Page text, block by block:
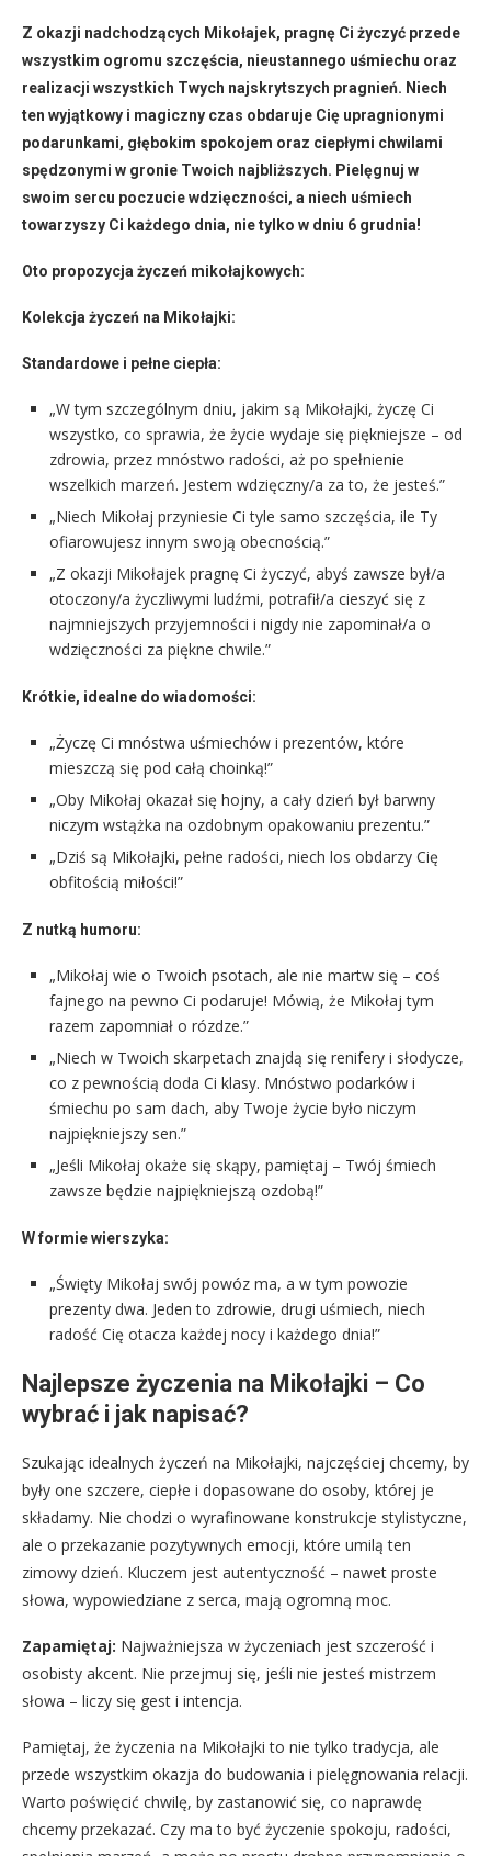
Z okazji nadchodzących Mikołajek, pragnę Ci życzyć przede
wszystkim ogromu szczęścia, nieustannego uśmiechu oraz
realizacji wszystkich Twych najskrytszych pragnień. Niech
ten wyjątkowy i magiczny czas obdaruje Cię upragnionymi
podarunkami, głębokim spokojem oraz ciepłymi chwilami
spędzonymi w gronie Twoich najbliższych. Pielęgnuj w
swoim sercu poczucie wdzięczności, a niech uśmiech
towarzyszy Ci każdego dnia, nie tylko w dniu 6 grudnia!
Oto propozycja życzeń mikołajkowych:
Kolekcja życzeń na Mikołajki:
Standardowe i pełne ciepła:
„W tym szczególnym dniu, jakim są Mikołajki, życzę Ci
wszystko, co sprawia, że życie wydaje się piękniejsze – od
zdrowia, przez mnóstwo radości, aż po spełnienie
wszelkich marzeń. Jestem wdzięczny/a za to, że jesteś.”
„Niech Mikołaj przyniesie Ci tyle samo szczęścia, ile Ty
ofiarowujesz innym swoją obecnością.”
„Z okazji Mikołajek pragnę Ci życzyć, abyś zawsze był/a
otoczony/a życzliwymi ludźmi, potrafił/a cieszyć się z
najmniejszych przyjemności i nigdy nie zapominał/a o
wdzięczności za piękne chwile.”
Krótkie, idealne do wiadomości:
„Życzę Ci mnóstwa uśmiechów i prezentów, które
mieszczą się pod całą choinką!”
„Oby Mikołaj okazał się hojny, a cały dzień był barwny
niczym wstążka na ozdobnym opakowaniu prezentu.”
„Dziś są Mikołajki, pełne radości, niech los obdarzy Cię
obfitością miłości!”
Z nutką humoru:
„Mikołaj wie o Twoich psotach, ale nie martw się – coś
fajnego na pewno Ci podaruje! Mówią, że Mikołaj tym
razem zapomniał o rózdze.”
„Niech w Twoich skarpetach znajdą się renifery i słodycze,
co z pewnością doda Ci klasy. Mnóstwo podarków i
śmiechu po sam dach, aby Twoje życie było niczym
najpiękniejszy sen.”
„Jeśli Mikołaj okaże się skąpy, pamiętaj – Twój śmiech
zawsze będzie najpiękniejszą ozdobą!”
W formie wierszyka:
„Święty Mikołaj swój powóz ma, a w tym powozie
prezenty dwa. Jeden to zdrowie, drugi uśmiech, niech
radość Cię otacza każdej nocy i każdego dnia!”
Najlepsze życzenia na Mikołajki – Co
wybrać i jak napisać?
Szukając idealnych życzeń na Mikołajki, najczęściej chcemy, by
były one szczere, ciepłe i dopasowane do osoby, której je
składamy. Nie chodzi o wyrafinowane konstrukcje stylistyczne,
ale o przekazanie pozytywnych emocji, które umilą ten
zimowy dzień. Kluczem jest autentyczność – nawet proste
słowa, wypowiedziane z serca, mają ogromną moc.
Zapamiętaj: Najważniejsza w życzeniach jest szczerość i
osobisty akcent. Nie przejmuj się, jeśli nie jesteś mistrzem
słowa – liczy się gest i intencja.
Pamiętaj, że życzenia na Mikołajki to nie tylko tradycja, ale
przede wszystkim okazja do budowania i pielęgnowania relacji.
Warto poświęcić chwilę, by zastanowić się, co naprawdę
chcemy przekazać. Czy ma to być życzenie spokoju, radości,